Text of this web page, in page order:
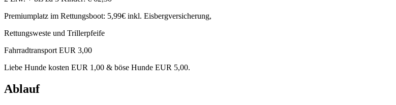
Premiumplatz im Rettungsboot: 5,99€ inkl. Eisbergversicherung,
Rettungsweste und Trillerpfeife
Fahrradtransport EUR 3,00
Liebe Hunde kosten EUR 1,00 & böse Hunde EUR 5,00.
Ablauf